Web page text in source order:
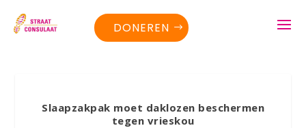
DONEREN
Slaapzakpak moet daklozen beschermen
tegen vrieskou